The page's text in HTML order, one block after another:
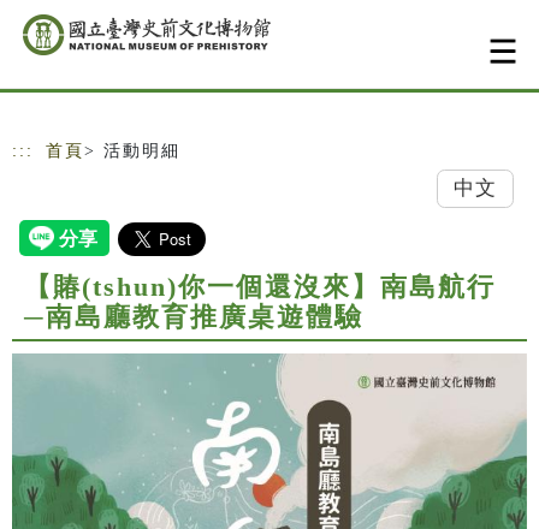
跳到主要內容
網站導覽
::: 首頁 > 活動明細
中文
【賰(tshun)你一個還沒來】南島航行
─南島廳教育推廣桌遊體驗